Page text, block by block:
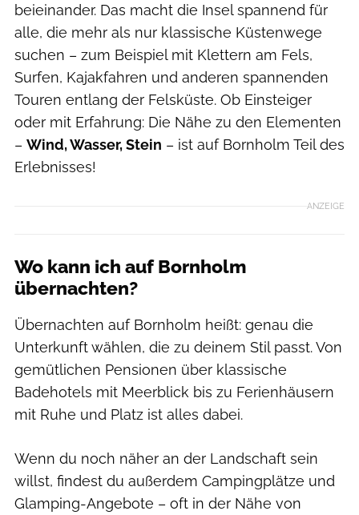
beieinander. Das macht die Insel spannend für
alle, die mehr als nur klassische Küstenwege
suchen – zum Beispiel mit Klettern am Fels,
Surfen, Kajakfahren und anderen spannenden
Touren entlang der Felsküste. Ob Einsteiger
oder mit Erfahrung: Die Nähe zu den Elementen
– Wind, Wasser, Stein – ist auf Bornholm Teil des
Erlebnisses!
ANZEIGE
Wo kann ich auf Bornholm
übernachten?
Übernachten auf Bornholm heißt: genau die
Unterkunft wählen, die zu deinem Stil passt. Von
gemütlichen Pensionen über klassische
Badehotels mit Meerblick bis zu Ferienhäusern
mit Ruhe und Platz ist alles dabei.
Wenn du noch näher an der Landschaft sein
willst, findest du außerdem Campingplätze und
Glamping-Angebote – oft in der Nähe von